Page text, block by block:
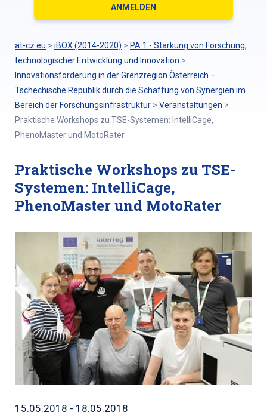
at-cz.eu > iBOX (2014-2020) > PA 1 - Stärkung von Forschung,
technologischer Entwicklung und Innovation >
Innovationsförderung in der Grenzregion Österreich –
Tschechische Republik durch die Schaffung von Synergien im
Bereich der Forschungsinfrastruktur > Veranstaltungen >
Praktische Workshops zu TSE-Systemen: IntelliCage,
PhenoMaster und MotoRater
Praktische Workshops zu TSE-
Systemen: IntelliCage,
PhenoMaster und MotoRater
15.05.2018 - 18.05.2018